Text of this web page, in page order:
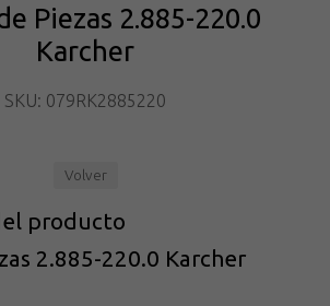
Piezas 2.885-220.0
Karcher
SKU: 079RK2885220
Volver
producto
2.885-220.0 Karcher